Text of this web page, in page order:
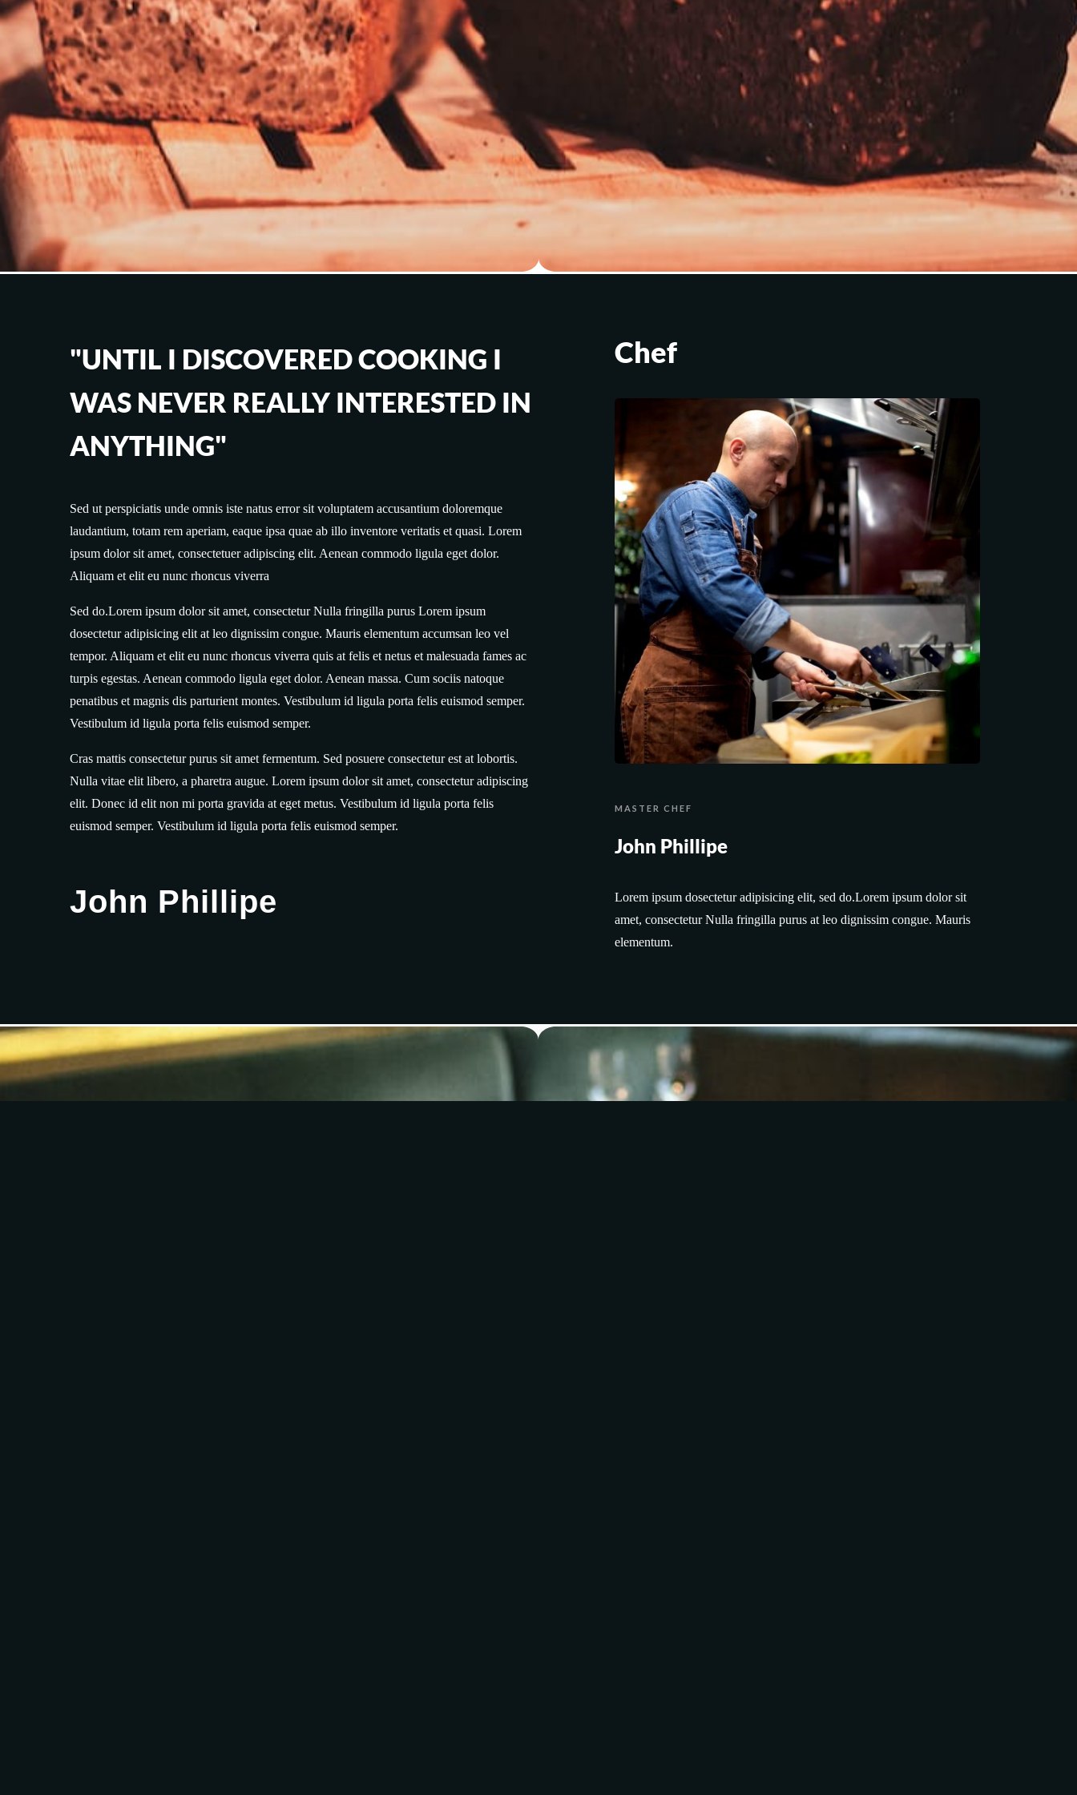
"UNTIL I DISCOVERED COOKING I
WAS NEVER REALLY INTERESTED IN
ANYTHING"
Sed ut perspiciatis unde omnis iste natus error sit voluptatem accusantium doloremque
laudantium, totam rem aperiam, eaque ipsa quae ab illo inventore veritatis et quasi. Lorem
ipsum dolor sit amet, consectetuer adipiscing elit. Aenean commodo ligula eget dolor.
Aliquam et elit eu nunc rhoncus viverra
Sed do.Lorem ipsum dolor sit amet, consectetur Nulla fringilla purus Lorem ipsum
dosectetur adipisicing elit at leo dignissim congue. Mauris elementum accumsan leo vel
tempor. Aliquam et elit eu nunc rhoncus viverra quis at felis et netus et malesuada fames ac
turpis egestas. Aenean commodo ligula eget dolor. Aenean massa. Cum sociis natoque
penatibus et magnis dis parturient montes. Vestibulum id ligula porta felis euismod semper.
Vestibulum id ligula porta felis euismod semper.
Cras mattis consectetur purus sit amet fermentum. Sed posuere consectetur est at lobortis.
Nulla vitae elit libero, a pharetra augue. Lorem ipsum dolor sit amet, consectetur adipiscing
elit. Donec id elit non mi porta gravida at eget metus. Vestibulum id ligula porta felis
euismod semper. Vestibulum id ligula porta felis euismod semper.
John Phillipe
Chef
MASTER CHEF
John Phillipe
Lorem ipsum dosectetur adipisicing elit, sed do.Lorem ipsum dolor sit
amet, consectetur Nulla fringilla purus at leo dignissim congue. Mauris
elementum.